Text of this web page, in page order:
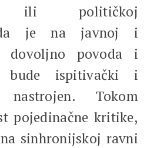
ili političkoj
je na javnoj i
dovoljno povoda i
bude ispitivački i
nastrojen. Tokom
pojedinačne kritike,
sinhronijskoj ravni